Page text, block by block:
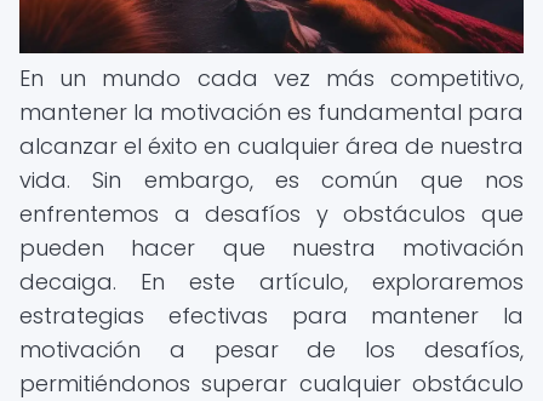
En un mundo cada vez más competitivo,
mantener la motivación es fundamental para
alcanzar el éxito en cualquier área de nuestra
vida. Sin embargo, es común que nos
enfrentemos a desafíos y obstáculos que
pueden hacer que nuestra motivación
decaiga. En este artículo, exploraremos
estrategias efectivas para mantener la
motivación a pesar de los desafíos,
permitiéndonos superar cualquier obstáculo